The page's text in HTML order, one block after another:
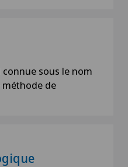
connue sous le nom
méthode de